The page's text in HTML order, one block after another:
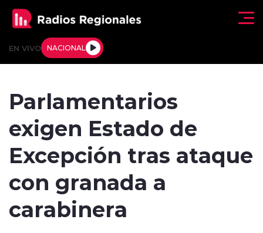
EN VIVO NACIONAL
Tendencias
Deportes
Internacional
Parlamentarios
exigen Estado de
Excepción tras ataque
con granada a
carabinera